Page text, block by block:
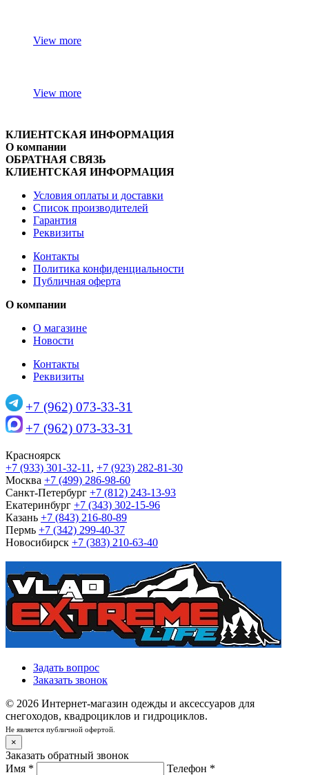
View more
View more
КЛИЕНТСКАЯ ИНФОРМАЦИЯ
О компании
ОБРАТНАЯ СВЯЗЬ
КЛИЕНТСКАЯ ИНФОРМАЦИЯ
Условия оплаты и доставки
Список производителей
Гарантия
Реквизиты
Контакты
Политика конфиденциальности
Публичная оферта
О компании
О магазине
Новости
Контакты
Реквизиты
+7 (962) 073-33-31
+7 (962) 073-33-31
Красноярск
+7 (933) 301-32-11 , +7 (923) 282-81-30
Москва +7 (499) 286-98-60
Санкт-Петербург +7 (812) 243-13-93
Екатеринбург +7 (343) 302-15-96
Казань +7 (843) 216-80-89
Пермь +7 (342) 299-40-37
Новосибирск +7 (383) 210-63-40
Задать вопрос
Заказать звонок
© 2026 Интернет-магазин одежды и аксессуаров для
снегоходов, квадроциклов и гидроциклов.
Не является публичной офертой.
×
Заказать обратный звонок
Имя * Телефон *